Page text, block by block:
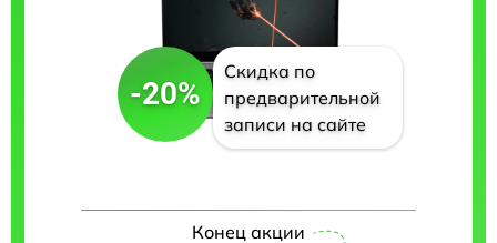
-20%
Скидка по
предварительной
записи на сайте
Конец акции